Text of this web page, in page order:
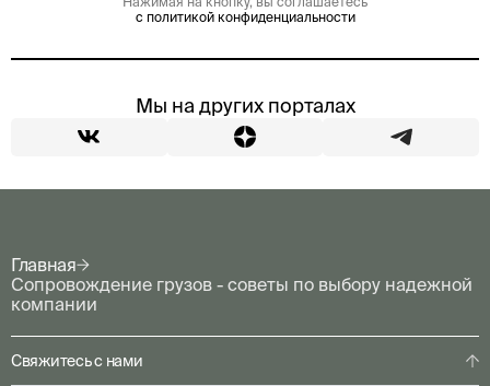
с политикой конфиденциальности
Мы на других порталах
Главная
Сопровождение грузов - советы по выбору надежной
компании
Свяжитесь с нами